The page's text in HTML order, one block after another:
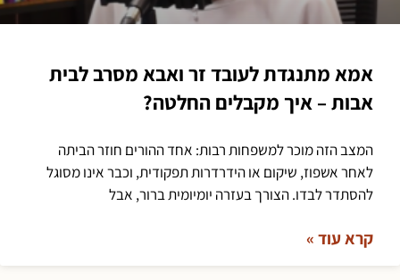
אמא מתנגדת לעובד זר ואבא מסרב לבית
אבות – איך מקבלים החלטה?
המצב הזה מוכר למשפחות רבות: אחד ההורים חוזר הביתה
לאחר אשפוז, שיקום או הידרדרות תפקודית, וכבר אינו מסוגל
להסתדר לבדו. הצורך בעזרה יומיומית ברור, אבל
קרא עוד »